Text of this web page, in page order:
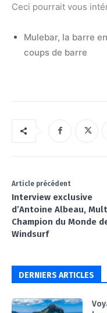
Ceci pourrait vous
Mulebar, la barre
coups de barre
Article précédent
Interview exclusive
d’Antoine Albeau,
Champion du Monde
Windsurf
DERNIERS ARTICLES